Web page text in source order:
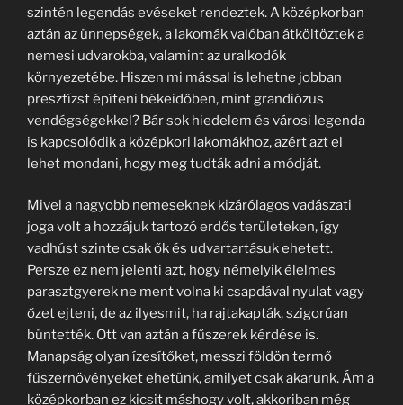
szintén legendás evéseket rendeztek. A középkorban
aztán az ünnepségek, a lakomák valóban átköltöztek a
nemesi udvarokba, valamint az uralkodók
környezetébe. Hiszen mi mással is lehetne jobban
presztízst építeni békeidőben, mint grandiózus
vendégségekkel? Bár sok hiedelem és városi legenda
is kapcsolódik a középkori lakomákhoz, azért azt el
lehet mondani, hogy meg tudták adni a módját.
Mivel a nagyobb nemeseknek kizárólagos vadászati
joga volt a hozzájuk tartozó erdős területeken, így
vadhúst szinte csak ők és udvartartásuk ehetett.
Persze ez nem jelenti azt, hogy némelyik élelmes
parasztgyerek ne ment volna ki csapdával nyulat vagy
őzet ejteni, de az ilyesmit, ha rajtakapták, szigorúan
büntették. Ott van aztán a fűszerek kérdése is.
Manapság olyan ízesítőket, messzi földön termő
fűszernövényeket ehetünk, amilyet csak akarunk. Ám a
középkorban ez kicsit máshogy volt, akkoriban még